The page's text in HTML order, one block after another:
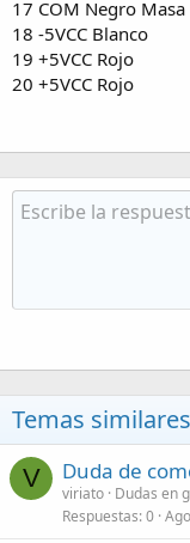
17 COM Negro Masa
18 -5VCC Blanco
19 +5VCC Rojo
20 +5VCC Rojo
Temas similares
V Duda de
viriato Dudas en
Respuestas 0